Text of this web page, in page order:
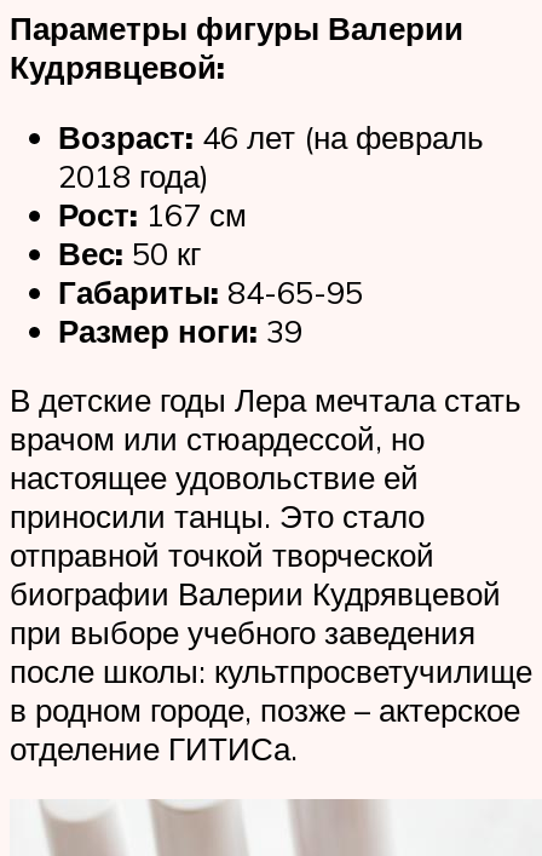
Параметры фигуры Валерии
Кудрявцевой:
Возраст: 46 лет (на февраль
2018 года)
Рост: 167 см
Вес: 50 кг
Габариты: 84-65-95
Размер ноги: 39
В детские годы Лера мечтала стать
врачом или стюардессой, но
настоящее удовольствие ей
приносили танцы. Это стало
отправной точкой творческой
биографии Валерии Кудрявцевой
при выборе учебного заведения
после школы: культпросветучилище
в родном городе, позже – актерское
отделение ГИТИСа.